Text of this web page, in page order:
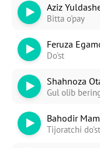
Aziz
Bitta o'pay
Feruza
Do'st
Shahnoza
Gul olib
Bahodir
Tijoratchi